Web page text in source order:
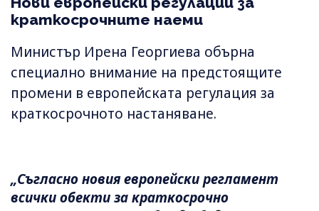
краткосрочните наеми
Министър Ирена Георгиева обърна
специално внимание на предстоящите
промени в европейската регулация за
краткосрочното настаняване.
„Съгласно новия европейски регламент
всички обекти за краткосрочно